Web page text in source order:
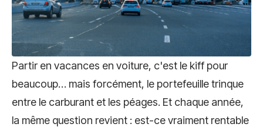
Partir en vacances en voiture, c'est le kiff pour
beaucoup… mais forcément, le portefeuille trinque
entre le carburant et les péages. Et chaque année,
la même question revient : est-ce vraiment rentable